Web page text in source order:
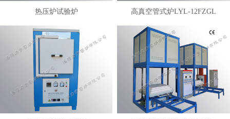
热压炉试验炉 高真空管式炉LYL-12FZGL